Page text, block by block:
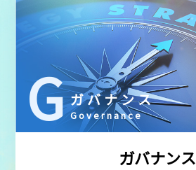
G ガバナンス
Governance
ガバナンス